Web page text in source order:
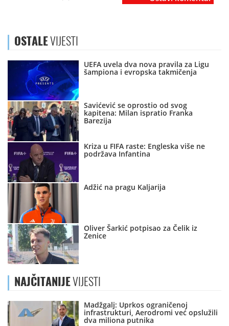
OSTALEVIJESTI
UEFA uvela dva nova pravila za Ligu
šampiona i evropska takmičenja
Savićević se oprostio od svog
kapitena: Milan ispratio Franka
Barezija
Kriza u FIFA raste: Engleska više ne
podržava Infantina
Adžić na pragu Kaljarija
Oliver Šarkić potpisao za Čelik iz
Zenice
NAJČITANIJEVIJESTI
Madžgalj: Uprkos ograničenoj
infrastrukturi, Aerodromi već opslužili
dva miliona putnika